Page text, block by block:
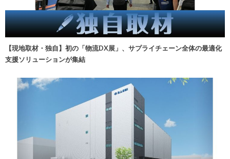
【現地取材・独自】初の「物流DX展」、サプライチェーン全体の最適化
支援ソリューションが集結